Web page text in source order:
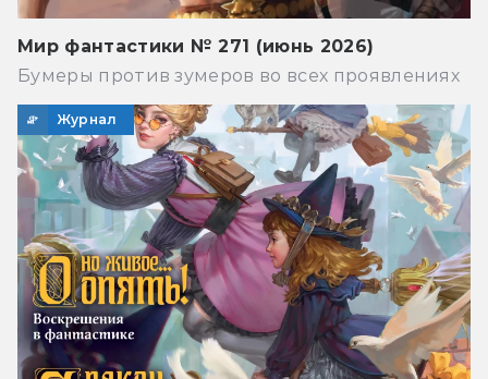
Мир фантастики № 271 (июнь 2026)
Бумеры против зумеров во всех проявлениях
Журнал